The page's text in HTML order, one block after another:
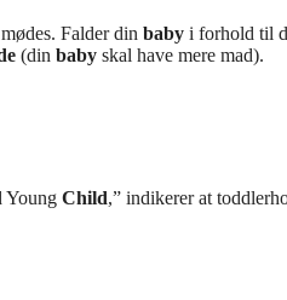
Falder din baby i forhold til
(din baby skal have mere mad).
Young Child,” indikerer at